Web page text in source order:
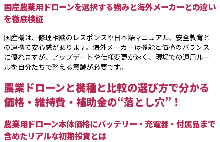
国産農業用ドローンを選択する強みと海外メーカーとの違い
を徹底検証
国産機は、修理相談のレスポンスや日本語マニュアル、安全教育と
の連携で安心感があります。海外メーカーは機能と価格のバランス
に優れますが、アップデートや仕様変更が速く、現場での運用ルー
ルを自分たちで整える意識が必要です。
農業ドローンと機種と比較の選び方で分かる
価格・維持費・補助金の“落とし穴”！
農業用ドローン本体価格にバッテリー・充電器・付属品まで
含めたリアルな初期投資とは